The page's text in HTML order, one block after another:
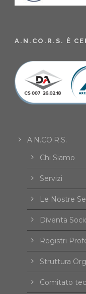
A.N.CO.R.S. È
A.N.CO.R.S.
Chi Siamo
Servizi
Le Nostre
Diventa
Registri
Struttura
Comitato